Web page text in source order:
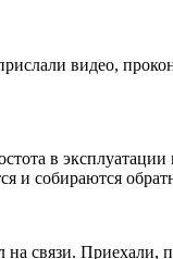
видео,
в эксплуатации
и собираются
на связи. Приехали,